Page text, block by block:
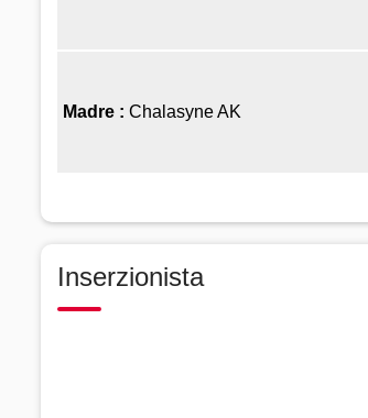
Madre : Chalasyne AK
Inserzionista